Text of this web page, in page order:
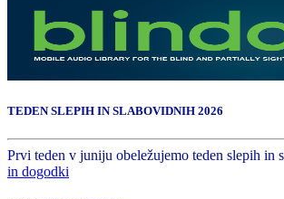
TEDEN SLEPIH IN SLABOVIDNIH 2026
Prvi teden v juniju obeležujemo teden slepih in
in dogodki